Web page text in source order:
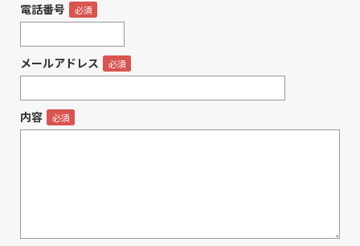
電話番号
メールアドレス
内容